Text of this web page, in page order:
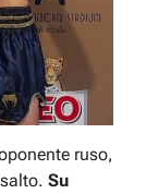
ruso,
Su